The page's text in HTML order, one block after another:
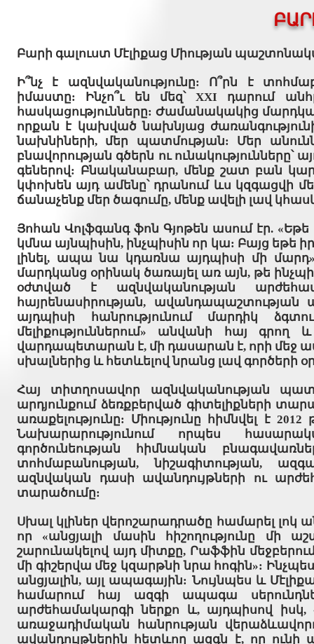
Բարի գալուստ Մէլիքաց Միության
Ի՞նչ է ազնվականությունը: Ո՞րն է
իմաստը: Ինչո՞ւ են մեզ՝ XXI դարում
հասկացությունները: Ժամանակակից
որքան է կախված նախնյաց
նախնիների, մեր պատմության: Մեր
բնավորության գծերն ու
գեներով: Բնականաբար, մենք շատ բան
կփոխեն այդ ամենը՝ դրանում ևս կզգացվի
ճանաչենք մեր ծագումը, մենք ավելի լավ
Յոհան Վոլֆգանգ ֆոն Գյոթեն ասում էր.
կմնա այնպիսին, ինչպիսին որ կա: Բայց եթե
լինել, ապա նա կդառնա այդպիսի մի
մարդկանց օրինակ ծառայել առ այն, թե
օժտված է ազնվականության
հայրենասիրության,
այդպիսի հանրությունում մարդիկ
մելիքություններում» անվանի հայ
վարդապետարան է, մի դասարան է, որի մեջ
սխալներից և հետևելով նրանց լավ գործերի
Հայ տիտղոսավոր ազնվականության
արդյունքում ձեռքբերված գիտելիքների
առաքելությունը: Միությունը հիմնվել է
Նախարարությունում որպես
գործունեության հիմնական
տոհմաբանության, նիշագիտության,
ազնվական դասի ավանդույթների ու
տարածումը:
Սխալ կլիներ վերոշարադրածը համարել լոկ
որ «անցյալի մասին հիշողությունը
շարունակելով այդ միտքը, Րաֆֆին
մի գիշերվա մեջ կզարթնի նրա հոգին»:
անցյալին, այլ ապագային: Նույնպես և
համարում հայ ազգի ապագա
արժեհամակարգի ներքո և, այդպիսով
առաջադիմական հանրության
ավանդույթներին հետևող ազգն է, որ